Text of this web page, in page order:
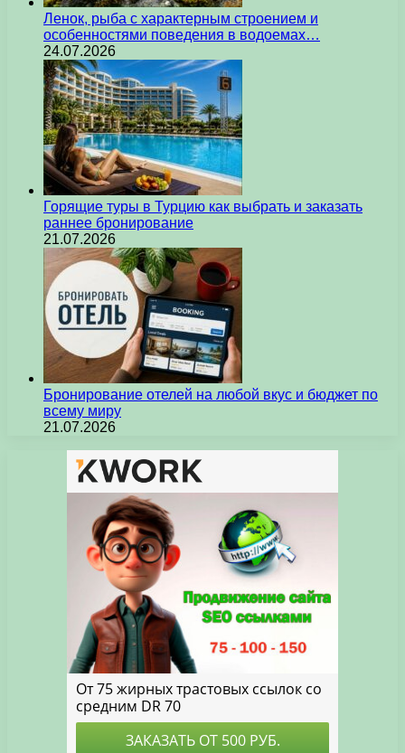
Ленок, рыба с характерным строением и
особенностями поведения в водоемах…
24.07.2026
Горящие туры в Турцию как выбрать и заказать
раннее бронирование
21.07.2026
Бронирование отелей на любой вкус и бюджет по
всему миру
21.07.2026